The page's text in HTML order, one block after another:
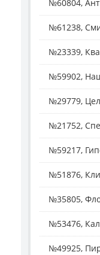
№60804,
№61238,
№23339,
№59902,
№29779,
№21752,
№59217,
№51876,
№35805,
№53476,
№49925,